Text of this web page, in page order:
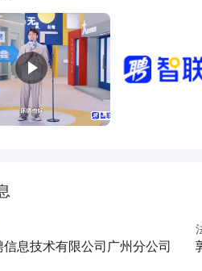
息技术有限公司广州分公司